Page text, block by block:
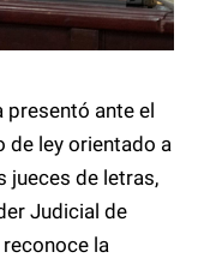
presentó ante el
de ley orientado a
jueces de letras,
Judicial de
la